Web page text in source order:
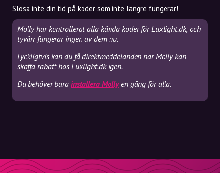
Slösa inte din tid på koder som inte längre fungerar!
Molly har kontrollerat alla kända koder för Luxlight.dk, och
tyvärr fungerar ingen av dem nu.
Lyckligtvis kan du få direktmeddelanden när Molly kan
skaffa rabatt hos Luxlight.dk igen.
Du behöver bara installera Mollyen gång för alla.